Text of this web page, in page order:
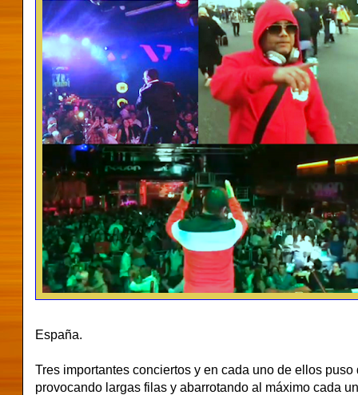
España.
Tres importantes conciertos y en cada uno de ellos
provocando largas filas y abarrotando al máximo cada